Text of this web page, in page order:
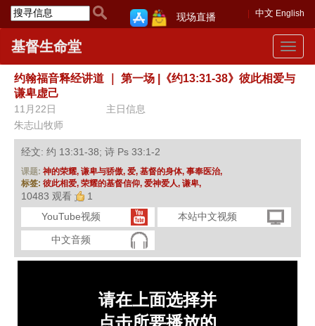
中文 English
现场直播
Toggle
基督生命堂
约翰福音释经讲道
第一场 |《约13:31-38》彼此相爱与
谦卑虚己
11月22日
主日信息
朱志山牧师
经文: 约 13:31-38; 诗 Ps 33:1-2
课题: 神的荣耀, 谦卑与骄傲, 爱, 基督的身体, 事奉医治,
标签: 彼此相爱, 荣耀的基督信仰, 爱神爱人, 谦卑,
10483 观看
1
YouTube视频
本站中文视频
中文音频